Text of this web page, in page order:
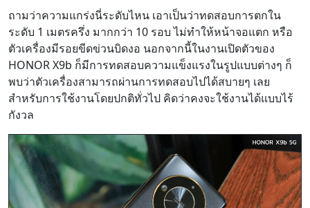
ถามว่าความแกร่งนี่ระดับไหน เอาเป็นว่าทดสอบการตกใน
ระดับ 1 เมตรครึ่ง มากกว่า 10 รอบ ไม่ทำให้หน้าจอแตก หรือ
ตัวเครื่องมีรอยขีดข่วนบิดงอ นอกจากนี้ในงานเปิดตัวของ
HONOR X9b ก็มีการทดสอบความแข็งแรงในรูปแบบต่างๆ ก็
พบว่าตัวเครื่องสามารถผ่านการทดสอบไปได้สบายๆ เลย
สำหรับการใช้งานโดยปกติทั่วไป คิดว่าคงจะใช้งานได้แบบไร้
กังวล